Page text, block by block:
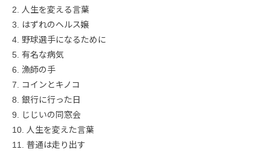
2. 人生を変える言葉
3. はずれのヘルス嬢
4. 野球選手になるために
5. 有名な病気
6. 漁師の手
7. コインとキノコ
8. 銀行に行った日
9. じじいの同窓会
10. 人生を変えた言葉
11. 普通は走り出す